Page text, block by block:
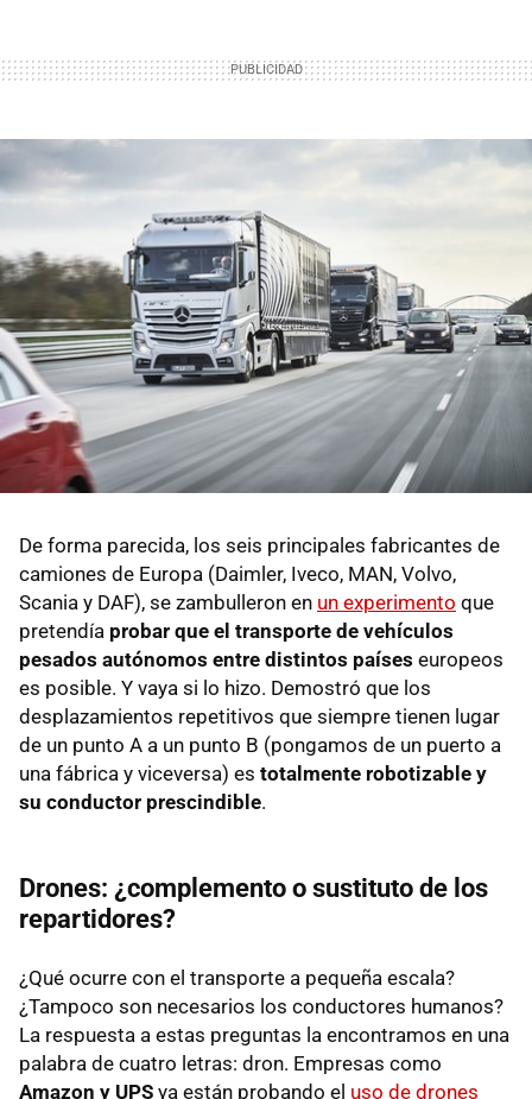
De forma parecida, los seis principales fabricantes de
camiones de Europa (Daimler, Iveco, MAN, Volvo,
Scania y DAF), se zambulleron en un experimento que
pretendía probar que el transporte de vehículos
pesados autónomos entre distintos países europeos
es posible. Y vaya si lo hizo. Demostró que los
desplazamientos repetitivos que siempre tienen lugar
de un punto A a un punto B (pongamos de un puerto a
una fábrica y viceversa) es totalmente robotizable y
su conductor prescindible.
Drones: ¿complemento o sustituto de los
repartidores?
¿Qué ocurre con el transporte a pequeña escala?
¿Tampoco son necesarios los conductores humanos?
La respuesta a estas preguntas la encontramos en una
palabra de cuatro letras: dron. Empresas como
Amazon y UPS ya están probando el uso de drones